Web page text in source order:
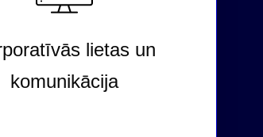
lietas un
komunikācija